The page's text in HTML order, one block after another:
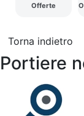
Offerte
Torna indietro
Portiere